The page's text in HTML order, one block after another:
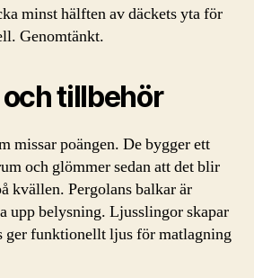
minst hälften av däckets yta för
Genomtänkt.
tillbehör
missar poängen. De bygger ett
och glömmer sedan att det blir
kvällen. Pergolans balkar är
upp belysning. Ljusslingor skapar
ger funktionellt ljus för matlagning